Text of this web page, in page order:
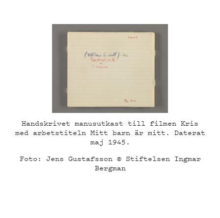
Handskrivet manusutkast till filmen Kris
med arbetstiteln Mitt barn är mitt. Daterat
maj 1945.
Foto: Jens Gustafsson © Stiftelsen Ingmar
Bergman